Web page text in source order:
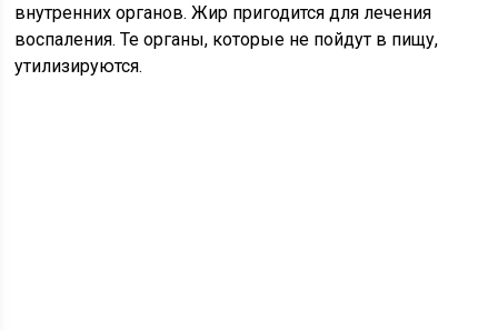
внутренних органов. Жир пригодится для лечения
воспаления. Те органы, которые не пойдут в пищу,
утилизируются.